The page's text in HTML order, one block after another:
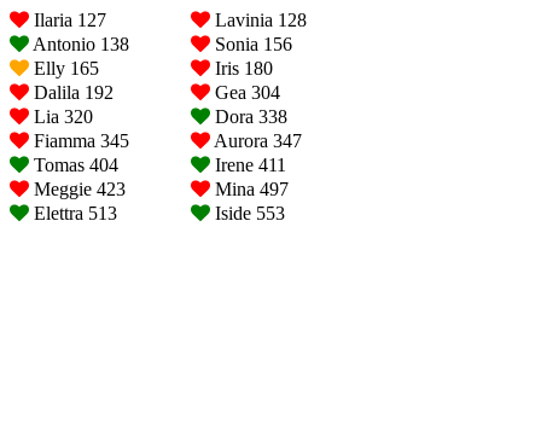
Ilaria 127
Lavinia 128
Antonio 138
Sonia 156
Elly 165
Iris 180
Dalila 192
Gea 304
Lia 320
Dora 338
Fiamma 345
Aurora 347
Tomas 404
Irene 411
Meggie 423
Mina 497
Elettra 513
Iside 553